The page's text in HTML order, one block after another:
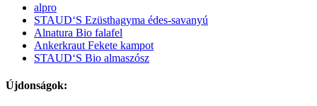
alpro
STAUD‘S Ezüsthagyma édes-savanyú
Alnatura Bio falafel
Ankerkraut Fekete kampot
STAUD‘S Bio almaszósz
Újdonságok: